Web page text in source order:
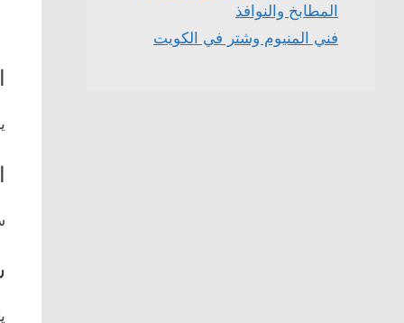
المطابخ والنوافذ
فني المنيوم وشتر في الكويت